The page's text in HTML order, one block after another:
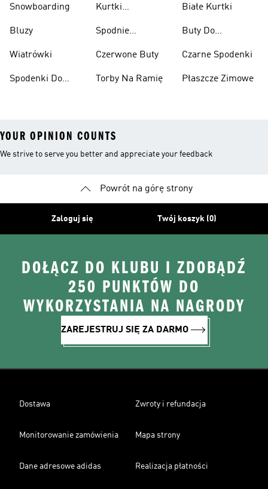
Snowboarding
Bluzy
Wiatrówki
Spodenki Do
Kurtki
Spodnie
Czerwone Buty
Torby Na Ramię
Ciężarów
Białe Kurtki
Buty Do
Czarne Spodenki
Płaszcze Zimowe
YOUR OPINION COUNTS
We strive to serve you better and appreciate your feedback
Powrót na górę strony
Zaloguj się Twój koszyk (0)
DOŁĄCZ DO KLUBU I ZDOBĄDŹ
250 PUNKTÓW DO
WYKORZYSTANIA NA NAGRODY
ZAREJESTRUJ SIĘ ZA DARMO
Dostawa Zwroty i refundacja
Monitorowanie zamówienia Mapa strony
Dane adresowe adidas Realizacja płatności